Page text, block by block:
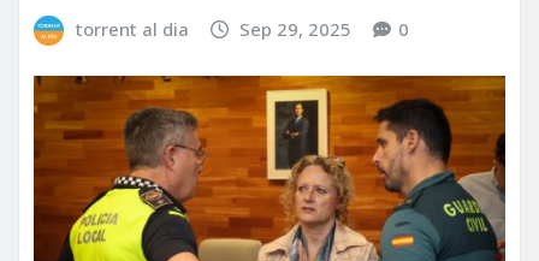
torrent al dia Sep 29, 2025 0